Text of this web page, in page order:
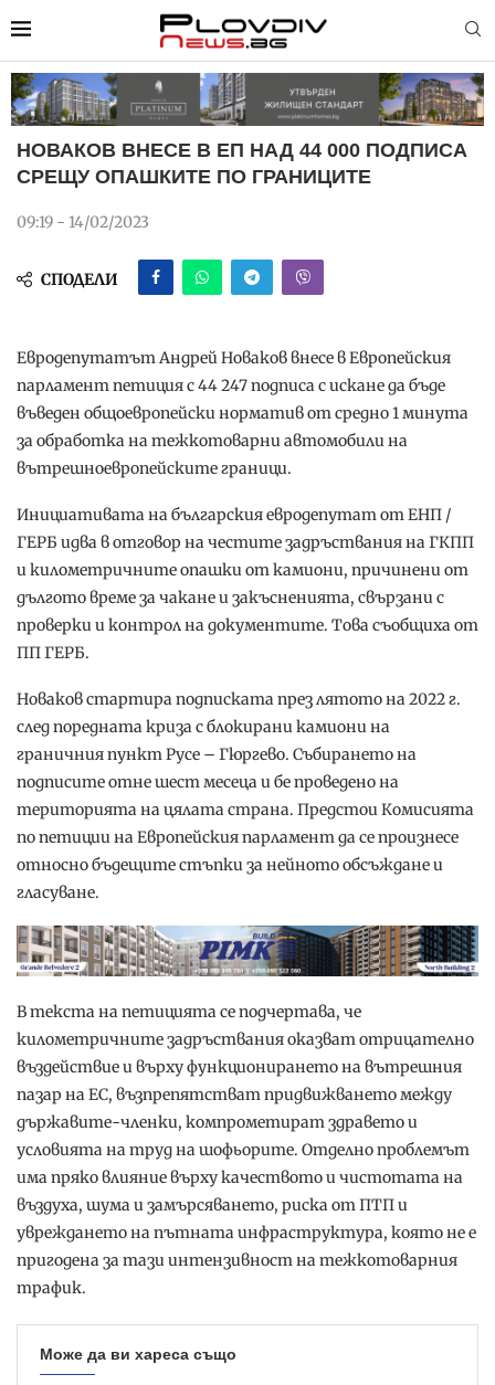
НОВАКОВ ВНЕСЕ В ЕП НАД 44 000 ПОДПИСА
СРЕЩУ ОПАШКИТЕ ПО ГРАНИЦИТЕ
09:19 - 14/02/2023
СПОДЕЛИ
Евродепутатът Андрей Новаков внесе в Европейския
парламент петиция с 44 247 подписа с искане да бъде
въведен общоевропейски норматив от средно 1 минута
за обработка на тежкотоварни автомобили на
вътрешноевропейските граници.
Инициативата на българския евродепутат от ЕНП /
ГЕРБ идва в отговор на честите задръствания на ГКПП
и километричните опашки от камиони, причинени от
дългото време за чакане и закъсненията, свързани с
проверки и контрол на документите. Това съобщиха от
ПП ГЕРБ.
Новаков стартира подписката през лятото на 2022 г.
след поредната криза с блокирани камиони на
граничния пункт Русе – Гюргево. Събирането на
подписите отне шест месеца и бе проведено на
територията на цялата страна. Предстои Комисията
по петиции на Европейския парламент да се произнесе
относно бъдещите стъпки за нейното обсъждане и
гласуване.
В текста на петицията се подчертава, че
километричните задръствания оказват отрицателно
въздействие и върху функционирането на вътрешния
пазар на ЕС, възпрепятстват придвижването между
държавите-членки, компрометират здравето и
условията на труд на шофьорите. Отделно проблемът
има пряко влияние върху качеството и чистотата на
въздуха, шума и замърсяването, риска от ПТП и
увреждането на пътната инфраструктура, която не е
пригодена за тази интензивност на тежкотоварния
трафик.
Може да ви хареса също